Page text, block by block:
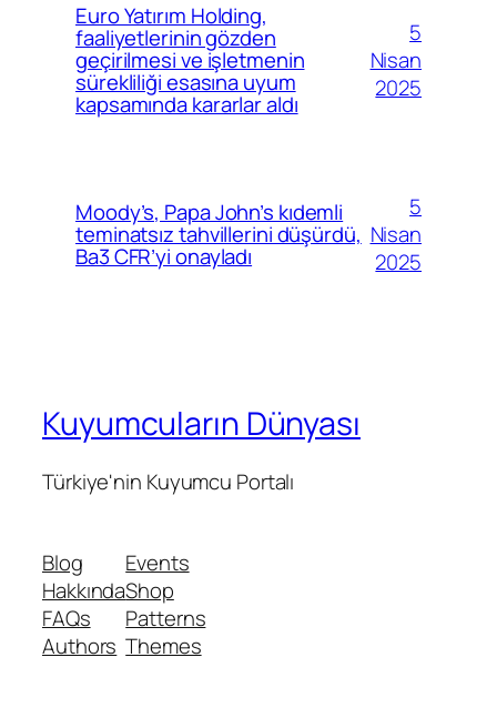
Euro Yatırım Holding,
faaliyetlerinin gözden
geçirilmesi ve işletmenin
sürekliliği esasına uyum
kapsamında kararlar aldı
5
Nisan
2025
Moody’s, Papa John’s kıdemli
teminatsız tahvillerini düşürdü,
Ba3 CFR’yi onayladı
5
Nisan
2025
Kuyumcuların Dünyası
Türkiye'nin Kuyumcu Portalı
Blog
Hakkında
FAQs
Authors
Events
Shop
Patterns
Themes